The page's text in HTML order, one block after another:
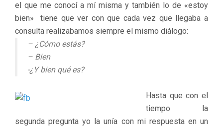
el que me conocí a mí misma y también lo de «estoy
bien» tiene que ver con que cada vez que llegaba a
consulta realizabamos siempre el mismo diálogo:
– ¿Cómo estás?
– Bien
-¿Y bien qué es?
Hasta que con el
tiempo la
segunda pregunta yo la unía con mi respuesta en un